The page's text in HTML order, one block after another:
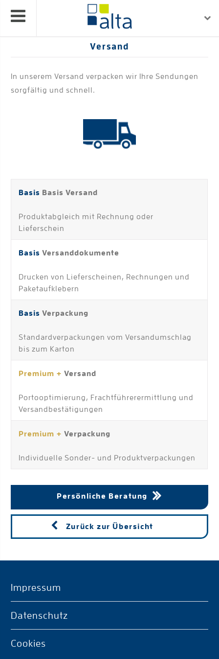
Versand
In unserem Versand verpacken wir Ihre Sendungen
sorgfältig und schnell.
Basis Basis Versand
Produktabgleich mit Rechnung oder
Lieferschein
BasisVersanddokumente
Drucken von Lieferscheinen, Rechnungen und
Paketaufklebern
BasisVerpackung
Standardverpackungen vom Versandumschlag
bis zum Karton
Premium +Versand
Portooptimierung, Frachtführerermittlung und
Versandbestätigungen
Premium +Verpackung
Individuelle Sonder- und Produktverpackungen
Persönliche Beratung
Zurück zur Übersicht
Impressum
Datenschutz
Cookies